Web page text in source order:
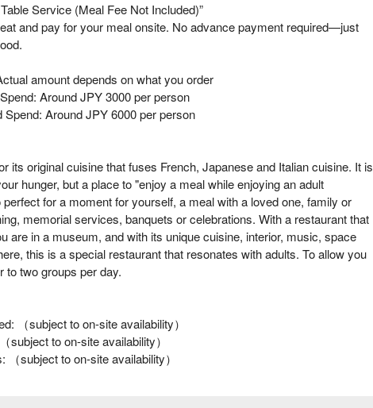
Service (Meal Fee Not Included)”
and pay for your meal onsite. No advance payment required—just
amount depends on what you order
Around JPY 3000 per person
Spend: Around JPY 6000 per person
its original cuisine that fuses French, Japanese and Italian cuisine. It is
hunger, but a place to "enjoy a meal while enjoying an adult
for a moment for yourself, a meal with a loved one, family or
memorial services, banquets or celebrations. With a restaurant that
are in a museum, and with its unique cuisine, interior, music, space
this is a special restaurant that resonates with adults. To allow you
to two groups per day.
（subject to on-site availability）
subject to on-site availability）
（subject to on-site availability）